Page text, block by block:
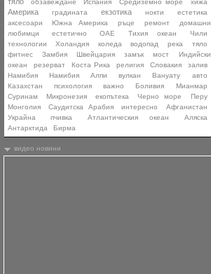
обзавеждане Испания Средиземно море хижа
Америка градината екзотика нокти
естетика
аксесоари
Южна Америка ръце ремонт
домашни
любимци
естетично ОАЕ Тихия океан
Чили
технологии
Холандия коледа водопад река
тяло
фитнес
Замбия Швейцария замък мост
Индийски
океан
резерват Коста Рика религия Словакия
залив
Намибия
Намибия Алпи вулкан Вануату
авто
Казахстан
психология важно Боливия
Мианмар
Суринам
Микронезия екопътека Черно море
Перу
Монголия
Саудитска Арабия интересно
Афганистан
Украйна
пчивка Атлантическия океан
Аляска
Антарктида
Бирма
видео новини